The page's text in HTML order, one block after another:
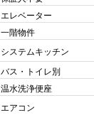
エレベーター
一階物件
システムキッチン
バス・トイレ別
温水洗浄便座
エアコン